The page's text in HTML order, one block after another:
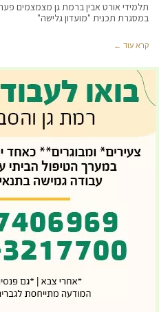
תלמידי אורט אבין ברמת גן מצמצמים
במסגרת תכנית "מועדון גלישה"
קרא עוד ←